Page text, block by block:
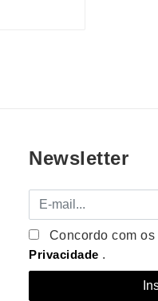
Newsletter
E-mail
Concordo com os
Privacidade .